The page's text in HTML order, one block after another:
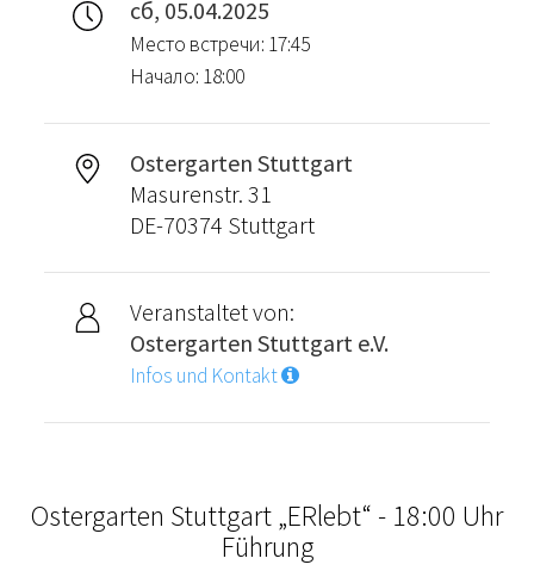
сб, 05.04.2025
Место встречи: 17:45
Начало: 18:00
Ostergarten Stuttgart
Masurenstr. 31
DE-70374 Stuttgart
Veranstaltet von:
Ostergarten Stuttgart e.V.
Infos und Kontakt
Ostergarten Stuttgart „ERlebt“ - 18:00 Uhr
Führung